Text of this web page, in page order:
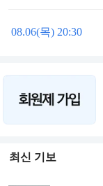
08.06(목) 20:30
최신 기보